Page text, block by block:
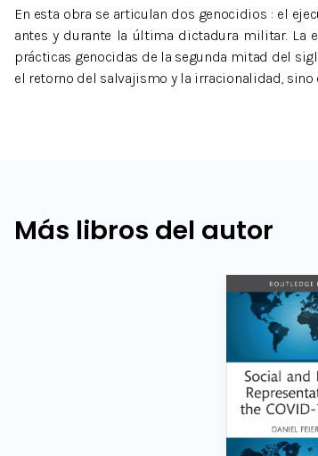
En esta obra se articulan dos genocidios : el
antes y durante la última dictadura militar. La
prácticas genocidas de la segunda mitad del
el retorno del salvajismo y la irracionalidad,
Más libros del autor